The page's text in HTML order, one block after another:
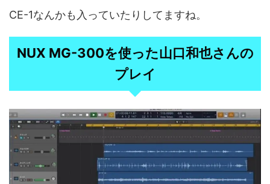
CE-1なんかも入っていたりしてますね。
NUX MG-300を使った山口和也さんの
プレイ